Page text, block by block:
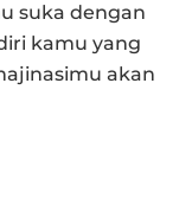
suka dengan
kamu yang
akan